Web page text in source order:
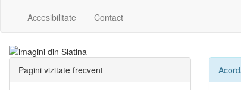
Accesibilitate Contact
Pagini vizitate frecvent